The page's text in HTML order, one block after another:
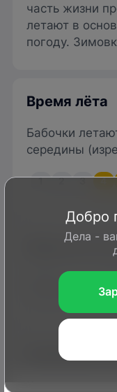
часть жизни
летают в
погоду.
Время лёта
Бабочки
середины
1 2 3 4
Вред или
Имаго не
кормятся на
Каким
Добро
Дела -